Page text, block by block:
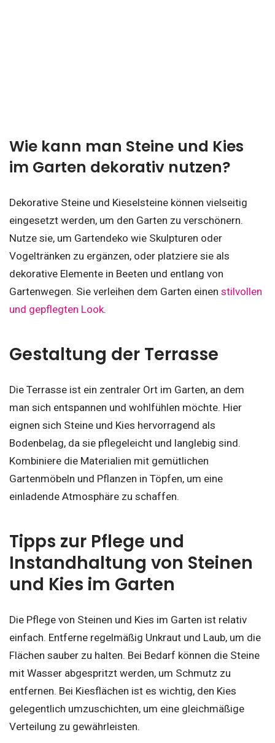
Wie kann man Steine und Kies
im Garten dekorativ nutzen?
Dekorative Steine und Kieselsteine können vielseitig
eingesetzt werden, um den Garten zu verschönern.
Nutze sie, um Gartendeko wie Skulpturen oder
Vogeltränken zu ergänzen, oder platziere sie als
dekorative Elemente in Beeten und entlang von
Gartenwegen. Sie verleihen dem Garten einen stilvollen
und gepflegten Look.
Gestaltung der Terrasse
Die Terrasse ist ein zentraler Ort im Garten, an dem
man sich entspannen und wohlfühlen möchte. Hier
eignen sich Steine und Kies hervorragend als
Bodenbelag, da sie pflegeleicht und langlebig sind.
Kombiniere die Materialien mit gemütlichen
Gartenmöbeln und Pflanzen in Töpfen, um eine
einladende Atmosphäre zu schaffen.
Tipps zur Pflege und
Instandhaltung von Steinen
und Kies im Garten
Die Pflege von Steinen und Kies im Garten ist relativ
einfach. Entferne regelmäßig Unkraut und Laub, um die
Flächen sauber zu halten. Bei Bedarf können die Steine
mit Wasser abgespritzt werden, um Schmutz zu
entfernen. Bei Kiesflächen ist es wichtig, den Kies
gelegentlich umzuschichten, um eine gleichmäßige
Verteilung zu gewährleisten.